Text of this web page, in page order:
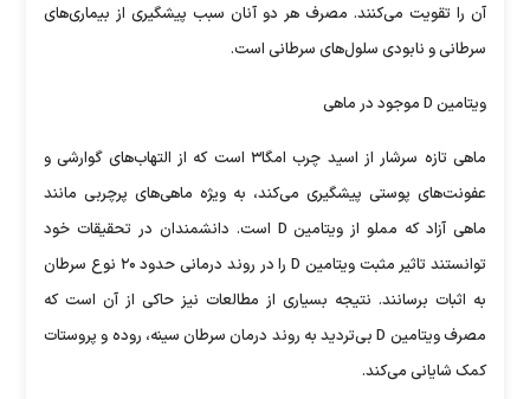
آن را تقویت می‌کنند. مصرف هر دو آنان سبب پیشگیری از بیماری‌های
سرطانی و نابودی سلول‌های سرطانی است.
ویتامین D موجود در ماهی
ماهی تازه سرشار از اسید چرب امگا۳ است که از التهاب‌های گوارشی و
عفونت‌های پوستی پیشگیری می‌کند، به ویژه ماهی‌های پرچربی مانند
ماهی آزاد که مملو از ویتامین D است. دانشمندان در تحقیقات خود
توانستند تاثیر مثبت ویتامین D را در روند درمانی حدود ۲۰ نوع سرطان
به اثبات برسانند. نتیجه بسیاری از مطالعات نیز حاکی از آن است که
مصرف ویتامین D بی‌تردید به روند درمان سرطان سینه، روده و پروستات
کمک شایانی می‌کند.